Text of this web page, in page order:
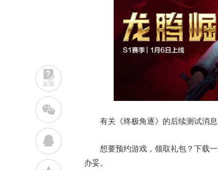
有关 《终极角逐》 的后续测试消
想要预约游戏，领取礼包？下载
办妥。
反馈
w
q